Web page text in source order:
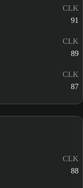
CLK
91
CLK
89
CLK
87
CLK
88